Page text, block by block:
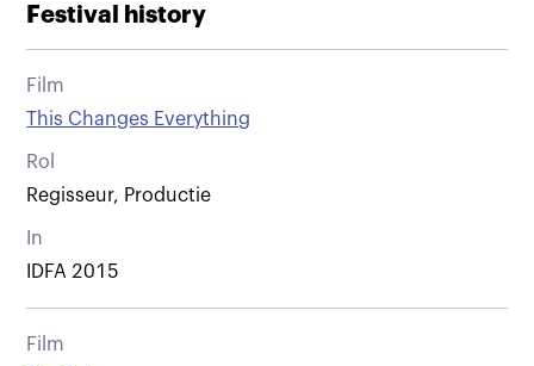
Festival history
Film
This Changes Everything
Rol
Regisseur, Productie
In
IDFA 2015
Film